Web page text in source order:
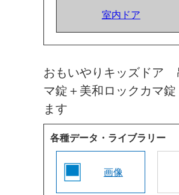
室内ドア
おもいやりキッズド
マ錠＋美和ロックカマ
ます
各種データ・ライブラリー
画像